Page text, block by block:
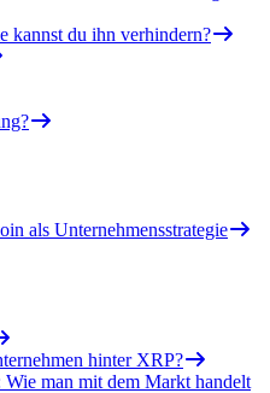
kannst du ihn verhindern?
als Unternehmensstrategie
hinter XRP?
man mit dem Markt handelt